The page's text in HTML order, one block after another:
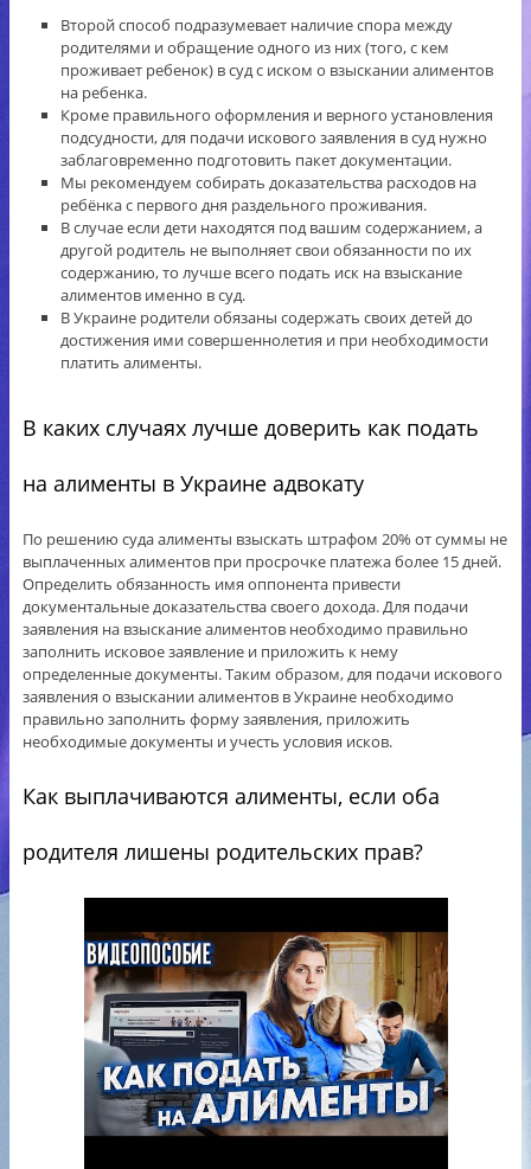
Второй способ подразумевает наличие спора между
родителями и обращение одного из них (того, с кем
проживает ребенок) в суд с иском о взыскании алиментов
на ребенка.
Кроме правильного оформления и верного установления
подсудности, для подачи искового заявления в суд нужно
заблаговременно подготовить пакет документации.
Мы рекомендуем собирать доказательства расходов на
ребёнка с первого дня раздельного проживания.
В случае если дети находятся под вашим содержанием, а
другой родитель не выполняет свои обязанности по их
содержанию, то лучше всего подать иск на взыскание
алиментов именно в суд.
В Украине родители обязаны содержать своих детей до
достижения ими совершеннолетия и при необходимости
платить алименты.
В каких случаях лучше доверить как подать
на алименты в Украине адвокату
По решению суда алименты взыскать штрафом 20% от суммы не
выплаченных алиментов при просрочке платежа более 15 дней.
Определить обязанность имя оппонента привести
документальные доказательства своего дохода. Для подачи
заявления на взыскание алиментов необходимо правильно
заполнить исковое заявление и приложить к нему
определенные документы. Таким образом, для подачи искового
заявления о взыскании алиментов в Украине необходимо
правильно заполнить форму заявления, приложить
необходимые документы и учесть условия исков.
Как выплачиваются алименты, если оба
родителя лишены родительских прав?